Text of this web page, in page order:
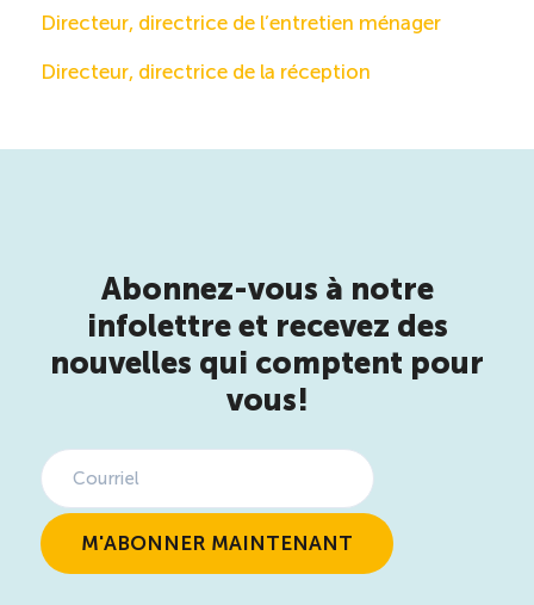
Directeur, directrice de l’entretien ménager
Directeur, directrice de la réception
Abonnez-vous à notre
infolettre et recevez des
nouvelles qui comptent pour
vous!